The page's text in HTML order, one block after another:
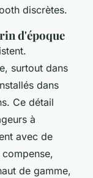
discrètes.
d'époque
surtout dans
dans
Ce détail
à
avec de
de gamme,